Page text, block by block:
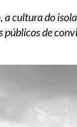
cultura do
públicos de